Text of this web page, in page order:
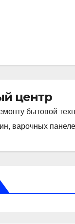
центр
бытовой
варочных